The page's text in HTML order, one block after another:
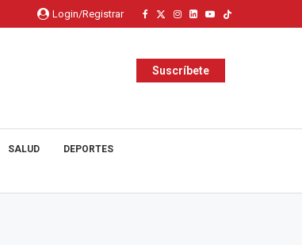
Login/Registrar
Suscríbete
SALUD DEPORTES